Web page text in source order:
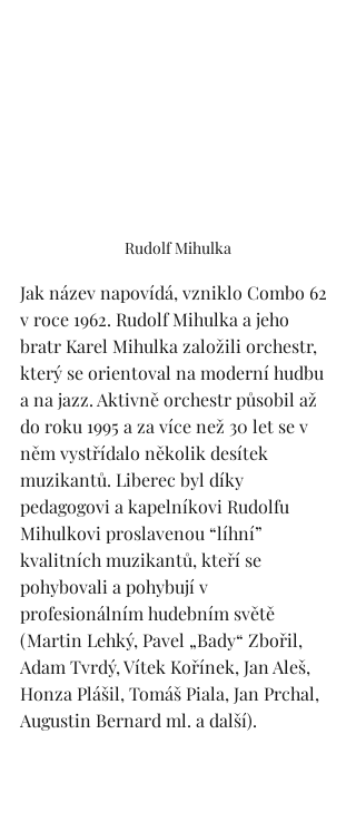
Rudolf Mihulka
Jak název napovídá, vzniklo Combo 62
v roce 1962. Rudolf Mihulka a jeho
bratr Karel Mihulka založili orchestr,
který se orientoval na moderní hudbu
a na jazz. Aktivně orchestr působil až
do roku 1995 a za více než 30 let se v
něm vystřídalo několik desítek
muzikantů. Liberec byl díky
pedagogovi a kapelníkovi Rudolfu
Mihulkovi proslavenou “líhní”
kvalitních muzikantů, kteří se
pohybovali a pohybují v
profesionálním hudebním světě
(Martin Lehký, Pavel „Bady“ Zbořil,
Adam Tvrdý, Vítek Kořínek, Jan Aleš,
Honza Plášil, Tomáš Piala, Jan Prchal,
Augustin Bernard ml. a další).